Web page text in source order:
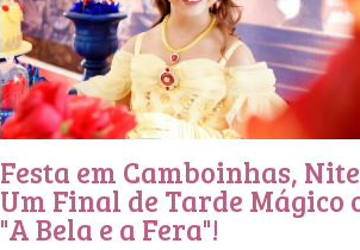
Festa em Camboinhas,
Um Final de Tarde Mágico
"A Bela e a Fera"!